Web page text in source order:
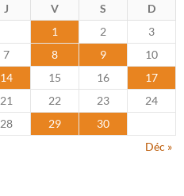
J V S
D
1
2
3
7 8 9
10
14 15 16
17
21 22 23
24
28 29
30
Déc »